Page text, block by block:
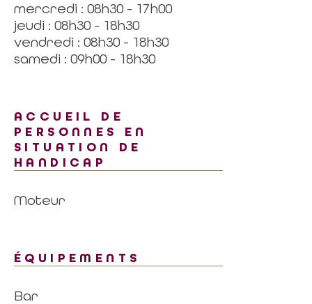
mercredi : 08h30 - 17h00
jeudi : 08h30 - 18h30
vendredi : 08h30 - 18h30
samedi : 09h00 - 18h30
ACCUEIL DE
PERSONNES EN
SITUATION DE
HANDICAP
Moteur
ÉQUIPEMENTS
Bar